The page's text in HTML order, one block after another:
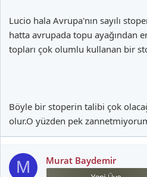
Lucio hala Avrupa'nın sayılı
hatta avrupada topu ayağından
topları çok olumlu kullanan bir
Böyle bir stoperin talibi çok
olur.O yüzden pek
M Murat Baydemir